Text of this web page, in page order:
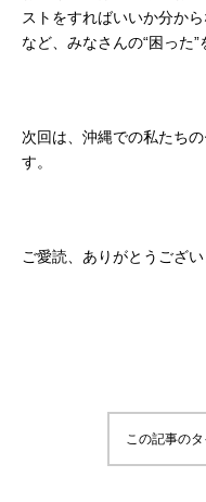
ストをすればいいか分か
など、みなさんの“困った
次回は、沖縄での私たち
す。
ご愛読、ありがとうござい
この記事の